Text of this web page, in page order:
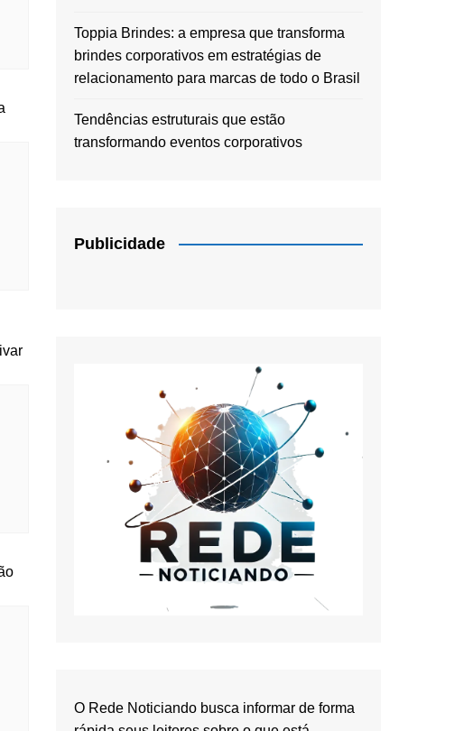
Toppia Brindes: a empresa que transforma
brindes corporativos em estratégias de
relacionamento para marcas de todo o Brasil
Tendências estruturais que estão
transformando eventos corporativos
Publicidade
O Rede Noticiando busca informar de forma